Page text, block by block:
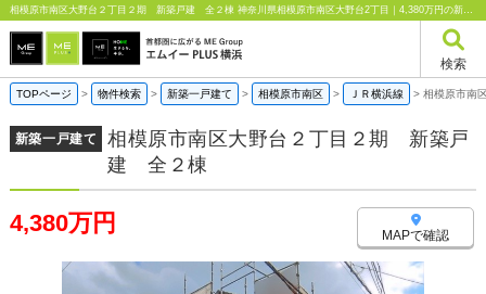
相模原市南区大野台２丁目２期 新築戸建 全２棟 神奈川県相模原市南区大野台2丁目｜4,380万円の新築一戸建て｜エムイーPLUS横浜
検索
TOPページ > 物件検索 > 新築一戸建て > 相模原市南区 > ＪＲ横浜線 > 相模原市南
新築一戸建て
相模原市南区大野台２丁目２期 新築戸
建 全２棟
4,380万円 MAPで確認